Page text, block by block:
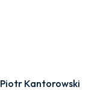
Piotr Kantorowski